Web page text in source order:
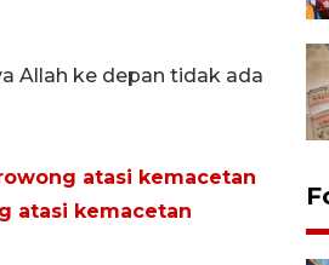
Allah ke depan tidak ada
atasi kemacetan
atasi kemacetan